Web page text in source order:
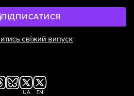
ПІДПИСАТИСЯ
свіжий випуск
UA EN